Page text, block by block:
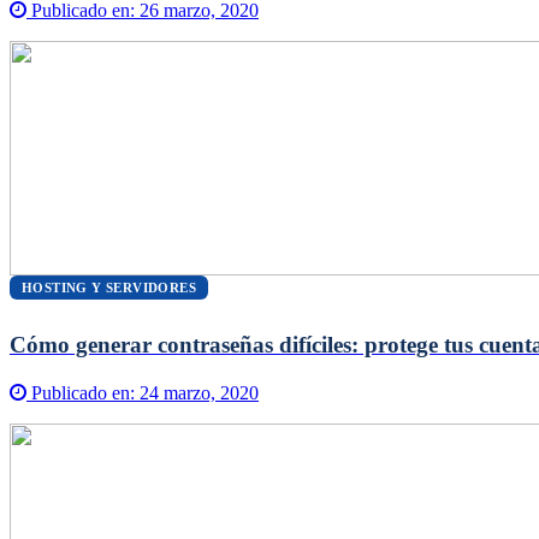
Publicado en: 26 marzo, 2020
HOSTING Y SERVIDORES
Cómo generar contraseñas difíciles: protege tus
Publicado en: 24 marzo, 2020